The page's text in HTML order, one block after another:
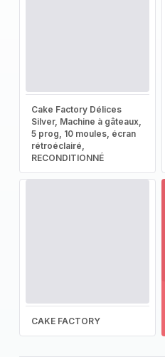
Cake Factory Délices
Silver, Machine à gâteaux,
5 prog, 10 moules, écran
rétroéclairé,
RECONDITIONNÉ
CAKE FACTORY